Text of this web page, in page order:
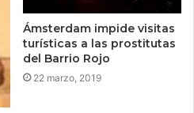
Ámsterdam impide visitas
turísticas a las prostitutas
del Barrio Rojo
22 marzo, 2019